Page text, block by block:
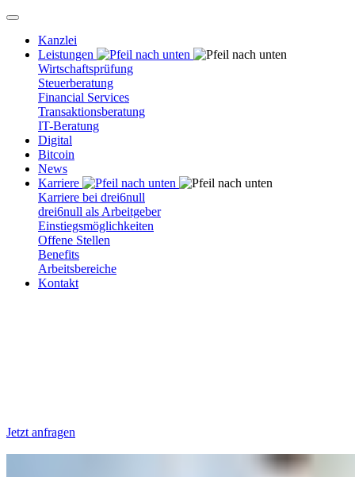
Kanzlei
Leistungen
Wirtschaftsprüfung
Steuerberatung
Financial Services
Transaktionsberatung
IT-Beratung
Digital
Bitcoin
News
Karriere
Karriere bei drei6null
drei6null als Arbeitgeber
Einstiegsmöglichkeiten
Offene Stellen
Benefits
Arbeitsbereiche
Kontakt
Jetzt anfragen